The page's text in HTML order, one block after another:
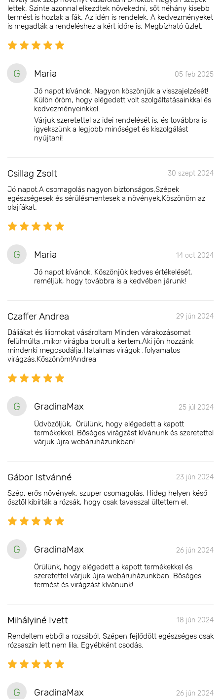
lettek. Szinte azonnal elkezdtek növekedni, sőt néhány kisebb
termést is hoztak a fák. Az idén is rendelek. A kedvezményeket
is megadták a rendeléshez a kért időre is. Megbízható üzlet.
G Maria 05 feb 2025
Jó napot kívánok. Nagyon köszönjük a visszajelzését!
Külön öröm, hogy elégedett volt szolgáltatásainkkal és
kedvezményeinkkel.
Várjuk szeretettel az idei rendelését is, és továbbra is
igyekszünk a legjobb minőséget és kiszolgálást
nyújtani!
Csillag Zsolt 30 szept 2024
Jó napot.A csomagolás nagyon biztonságos,Szépek
egészségesek és sérülésmentesek a növények,Köszönöm az
olajfákat.
G Maria 14 oct 2024
Jó napot kívánok. Köszönjük kedves értékelését,
reméljük, hogy továbbra is a kedvében járunk!
Czaffer Andrea 29 jún 2024
Dáliákat és liliomokat vásároltam Minden várakozásomat
felülmúlta ,mikor virágba borult a kertem.Aki jön hozzánk
mindenki megcsodálja.Hatalmas virágok ,folyamatos
virágzás.Kőszönöm!Andrea
G GradinaMax 25 júl 2024
Üdvözöljük, Örülünk, hogy elégedett a kapott
termékekkel. Bőséges virágzást kívánunk és szeretettel
várjuk újra webáruházunkban!
Gábor Istvánné 23 jún 2024
Szép, erős növények, szuper csomagolás. Hideg helyen késő
ősztől kibírták a rózsák, hogy csak tavasszal ültettem el.
G GradinaMax 26 jún 2024
Örülünk, hogy elégedett a kapott termékekkel és
szeretettel várjuk újra webáruházunkban. Bőséges
termést és virágzást kívánunk!
Mihályiné Ivett 18 jún 2024
Rendeltem ebből a rozsából. Szépen fejlődött egészséges csak
rózsaszín lett nem lila. Egyébként csodás.
G GradinaMax 26 jún 2024